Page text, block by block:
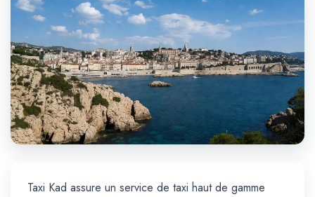
Taxi Kad assure un service de taxi haut de gamme